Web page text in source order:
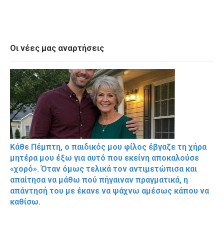
Οι νέες μας αναρτήσεις
Κάθε Πέμπτη, ο παιδικός μου φίλος έβγαζε τη χήρα
μητέρα μου έξω για αυτό που εκείνη αποκαλούσε
«χορό». Όταν όμως τελικά τον αντιμετώπισα και
απαίτησα να μάθω πού πήγαιναν πραγματικά, η
απάντησή του με έκανε να ψάχνω αμέσως κάπου να
καθίσω.